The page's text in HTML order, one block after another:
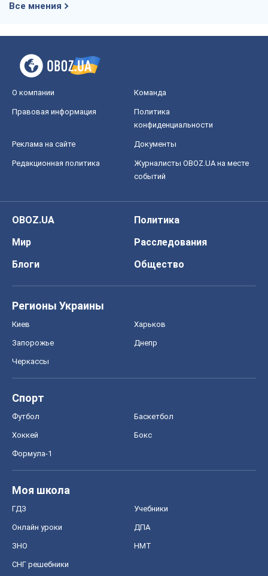
Все мнения
О компании Команда
Правовая информация
Политика
конфиденциальности
Реклама на сайте Документы
Редакционная политика
Журналисты OBOZ.UA на месте
событий
OBOZ.UA
Политика
Мир
Расследования
Блоги
Общество
Регионы Украины
Киев Харьков
Запорожье Днепр
Черкассы
Спорт
Футбол Баскетбол
Хоккей Бокс
Формула-1
Моя школа
ГДЗ Учебники
Онлайн уроки ДПА
ЗНО НМТ
СНГ решебники